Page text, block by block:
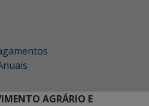
AGRÁRIO E